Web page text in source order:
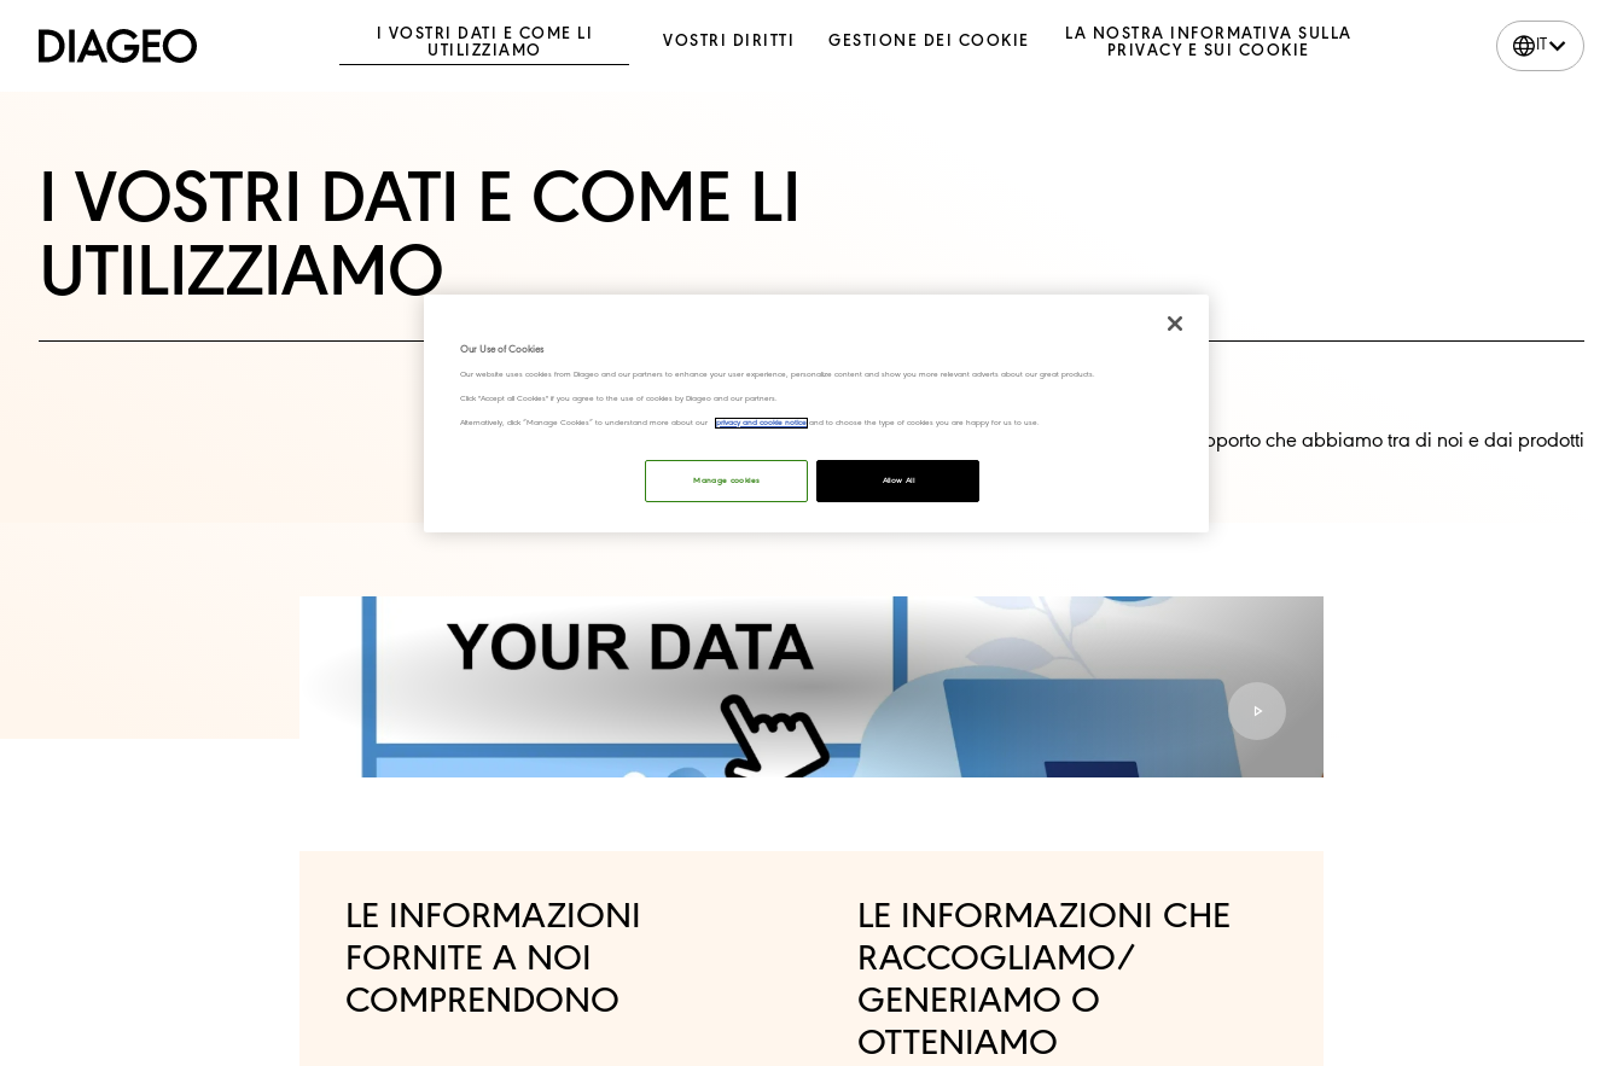
I VOSTRI DATI E COME LI
UTILIZZIAMO
VOSTRI DIRITTI GESTIONE DEI COOKIE
LA NOSTRA INFORMATIVA SULLA
PRIVACY E SUI COOKIE
IT
I VOSTRI DATI E COME LI
UTILIZZIAMO
QUALI DATI PERSONALI RACCOGLIAMO SU DI VOI?
I dati personali che raccogliamo su di voi dipendono dal rapporto che abbiamo tra di noi e dai prodotti
LE INFORMAZIONI
FORNITE A NOI
COMPRENDONO
LE INFORMAZIONI CHE
RACCOGLIAMO/
GENERIAMO O
OTTENIAMO
Our Use of Cookies
Our website uses cookies from Diageo and our partners to enhance your user experience, personalize content and show you more relevant adverts about our great products.
Click "Accept all Cookies" if you agree to the use of cookies by Diageo and our partners.
Alternatively, click “Manage Cookies” to understand more about our privacy and cookie notice and to choose the type of cookies you are happy for us to use.
Allow All
Manage cookies